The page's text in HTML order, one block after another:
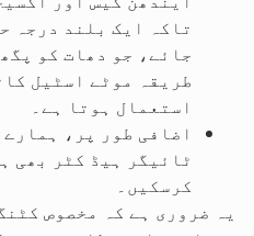
تاکہ ایک بلند درجہ
جائے، جو دھات کو
طریقہ موٹے اسٹیل
استعمال ہوتا ہے۔
اضافی طور پر،
ٹائیگر ہیڈ کٹر بھی
کرسکیں۔
یہ ضروری ہے کہ مخصوص